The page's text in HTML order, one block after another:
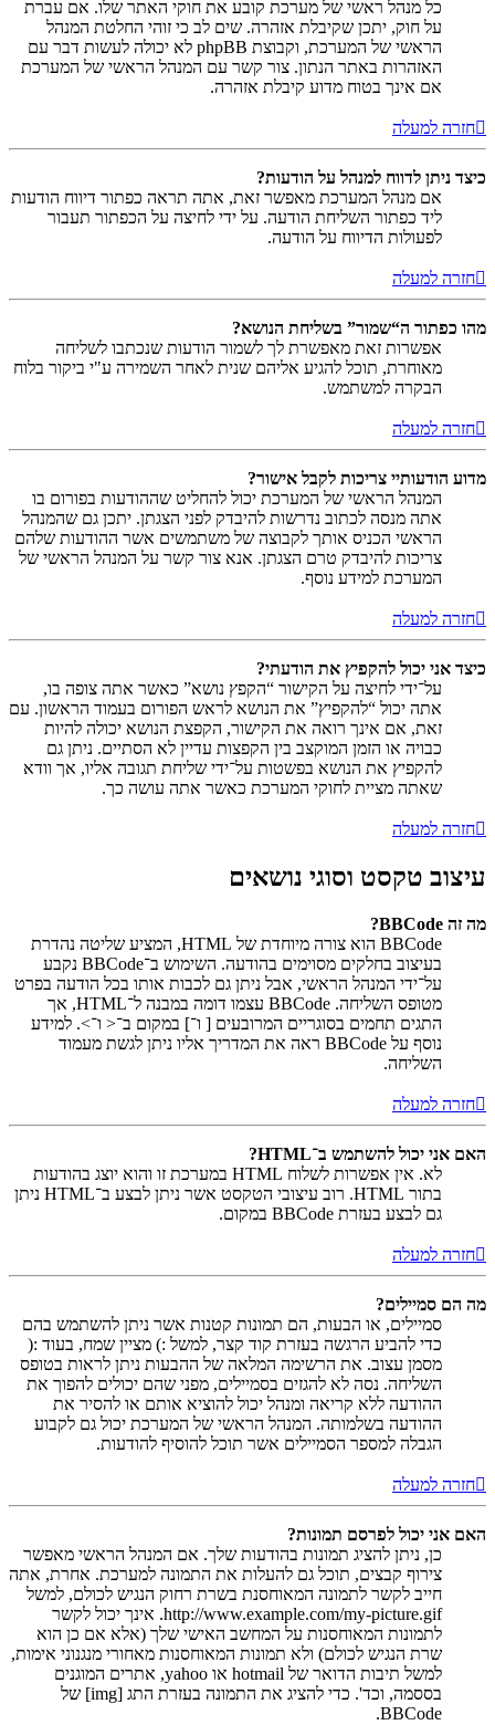
כל מנהל ראשי של מערכת קובע את חוקי האתר שלו. אם עברת
על חוק, יתכן שקיבלת אזהרה. שים לב כי זוהי החלטת המנהל
הראשי של המערכת, וקבוצת phpBB לא יכולה לעשות דבר עם
האזהרות באתר הנתון. צור קשר עם המנהל הראשי של המערכת
אם אינך בטוח מדוע קיבלת אזהרה.
חזרה למעלה
כיצד ניתן לדווח למנהל על הודעות?
אם מנהל המערכת מאפשר זאת, אתה תראה כפתור דיווח הודעות
ליד כפתור השליחת הודעה. על ידי לחיצה על הכפתור תעבור
לפעולות הדיווח על הודעה.
חזרה למעלה
מהו כפתור ה“שמור” בשליחת הנושא?
אפשרות זאת מאפשרת לך לשמור הודעות שנכתבו לשליחה
מאוחרת, תוכל להגיע אליהם שנית לאחר השמירה ע"י ביקור בלוח
הבקרה למשתמש.
חזרה למעלה
מדוע הודעותיי צריכות לקבל אישור?
המנהל הראשי של המערכת יכול להחליט שההודעות בפורום בו
אתה מנסה לכתוב נדרשות להיבדק לפני הצגתן. יתכן גם שהמנהל
הראשי הכניס אותך לקבוצה של משתמשים אשר ההודעות שלהם
צריכות להיבדק טרם הצגתן. אנא צור קשר על המנהל הראשי של
המערכת למידע נוסף.
חזרה למעלה
כיצד אני יכול להקפיץ את הודעתי?
על־ידי לחיצה על הקישור “הקפץ נושא” כאשר אתה צופה בו,
אתה יכול “להקפיץ” את הנושא לראש הפורום בעמוד הראשון. עם
זאת, אם אינך רואה את הקישור, הקפצת הנושא יכולה להיות
כבויה או הזמן המוקצב בין הקפצות עדיין לא הסתיים. ניתן גם
להקפיץ את הנושא בפשטות על־ידי שליחת תגובה אליו, אך וודא
שאתה מציית לחוקי המערכת כאשר אתה עושה כך.
חזרה למעלה
עיצוב טקסט וסוגי נושאים
מה זה BBCode?
BBCode הוא צורה מיוחדת של HTML, המציע שליטה נהדרת
בעיצוב בחלקים מסוימים בהודעה. השימוש ב־BBCode נקבע
על־ידי המנהל הראשי, אבל ניתן גם לכבות אותו בכל הודעה בפרט
מטופס השליחה. BBCode עצמו דומה במבנה ל־HTML, אך
התגים תחמים בסוגריים המרובעים [ ו־] במקום ב־< ו־>. למידע
נוסף על BBCode ראה את המדריך אליו ניתן לגשת מעמוד
השליחה.
חזרה למעלה
האם אני יכול להשתמש ב־HTML?
לא. אין אפשרות לשלוח HTML במערכת זו והוא יוצג בהודעות
בתור HTML. רוב עיצובי הטקסט אשר ניתן לבצע ב־HTML ניתן
גם לבצע בעזרת BBCode במקום.
חזרה למעלה
מה הם סמיילים?
סמיילים, או הבעות, הם תמונות קטנות אשר ניתן להשתמש בהם
כדי להביע הרגשה בעזרת קוד קצר, למשל :) מציין שמח, בעוד :(
מסמן עצוב. את הרשימה המלאה של ההבעות ניתן לראות בטופס
השליחה. נסה לא להגזים בסמיילים, מפני שהם יכולים להפוך את
ההודעה ללא קריאה ומנהל יכול להוציא אותם או להסיר את
ההודעה בשלמותה. המנהל הראשי של המערכת יכול גם לקבוע
הגבלה למספר הסמיילים אשר תוכל להוסיף להודעות.
חזרה למעלה
האם אני יכול לפרסם תמונות?
כן, ניתן להציג תמונות בהודעות שלך. אם המנהל הראשי מאפשר
צירוף קבצים, תוכל גם להעלות את התמונה למערכת. אחרת, אתה
חייב לקשר לתמונה המאוחסנת בשרת רחוק הנגיש לכולם, למשל
http://www.example.com/my-picture.gif. אינך יכול לקשר
לתמונות המאוחסנות על המחשב האישי שלך (אלא אם כן הוא
שרת הנגיש לכולם) ולא תמונות המאוחסנות מאחורי מנגנוני אימות,
למשל תיבות הדואר של hotmail או yahoo, אתרים המוגנים
בססמה, וכד'. כדי להציג את התמונה בעזרת התג [img] של
BBCode.